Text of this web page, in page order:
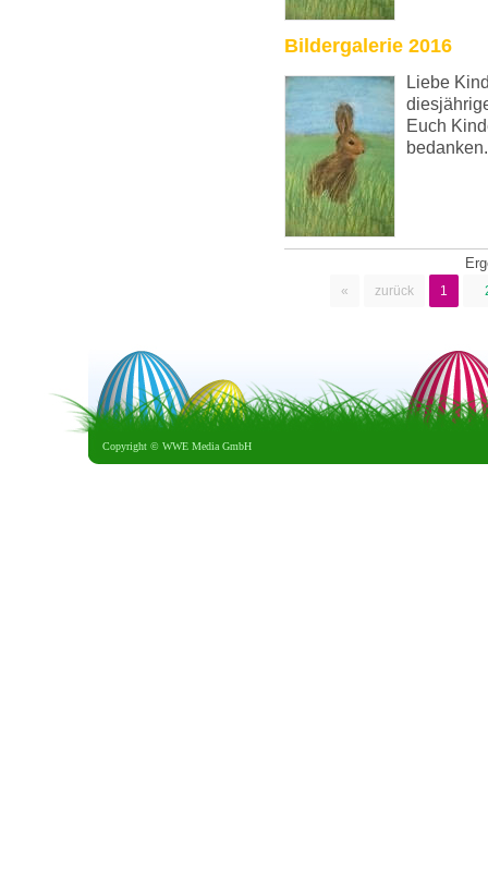
Bildergalerie 2016
Liebe
Euch
bedanken.
« zurück 1
Copyright © WWE Media GmbH